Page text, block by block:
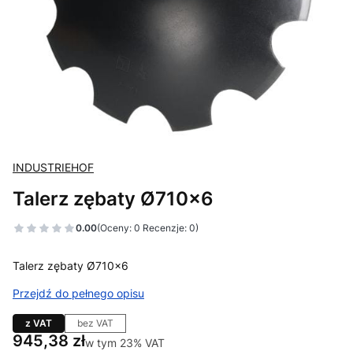
INDUSTRIEHOF
Talerz zębaty Ø710x6
0.00(Oceny: 0 Recenzje: 0)
Talerz zębaty Ø710x6
Przejdź do pełnego opisu
z VAT bez VAT
Cena
945,38 złw tym 23% VAT
w tym 23% VAT